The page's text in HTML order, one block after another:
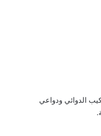
الدوائي ودواعي